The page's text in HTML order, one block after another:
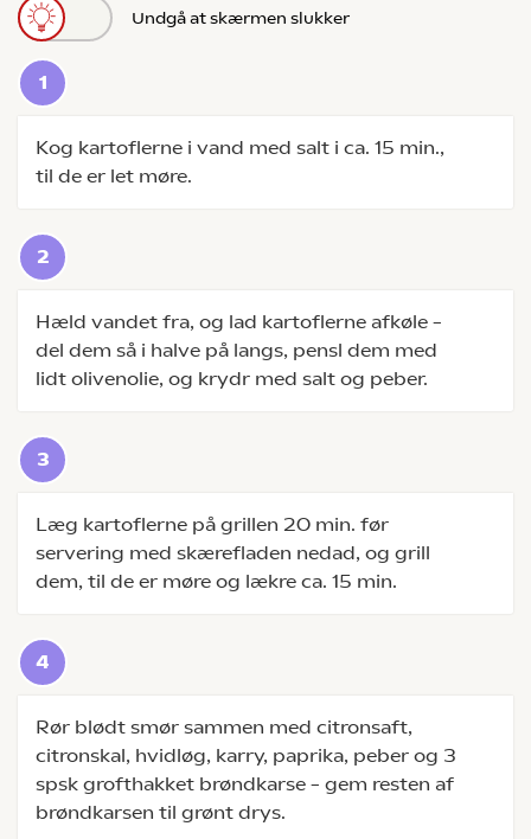
Undgå at skærmen slukker
Kog kartoflerne i vand med salt i ca. 15 min.,
til de er let møre.
Hæld vandet fra, og lad kartoflerne afkøle –
del dem så i halve på langs, pensl dem med
lidt olivenolie, og krydr med salt og peber.
Læg kartoflerne på grillen 20 min. før
servering med skærefladen nedad, og grill
dem, til de er møre og lækre ca. 15 min.
Rør blødt smør sammen med citronsaft,
citronskal, hvidløg, karry, paprika, peber og 3
spsk grofthakket brøndkarse – gem resten af
brøndkarsen til grønt drys.